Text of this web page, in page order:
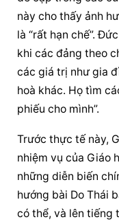
này cho thấy ảnh
là “rất hạn chế”.
khi các đảng theo
các giá trị như gia
hoà khác. Họ tìm
phiếu cho mình”.
Trước thực tế này,
nhiệm vụ của Giáo
những diễn biến
hướng bài Do Thái
có thể, và lên tiếng